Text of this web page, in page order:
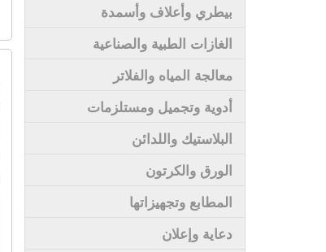
بيطري وأعلاف وأسمدة
الغازات الطبية والصناعية
معالجة المياه والفلاتر
أدوية وتجميل ومستلزمات
البلاستيك واللدائن
الورق والكرتون
المطابع وتجهيزاتها
دعاية وإعلان